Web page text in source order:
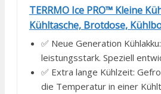
TERRMO Ice PRO™ Kleine
Kühltasche, Brotdose,
✅ Neue Generation
leistungsstark. Speziell
✅ Extra lange Kühlzeit:
die Temperatur in einer